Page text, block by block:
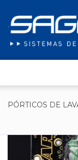
PÓRTICOS DE